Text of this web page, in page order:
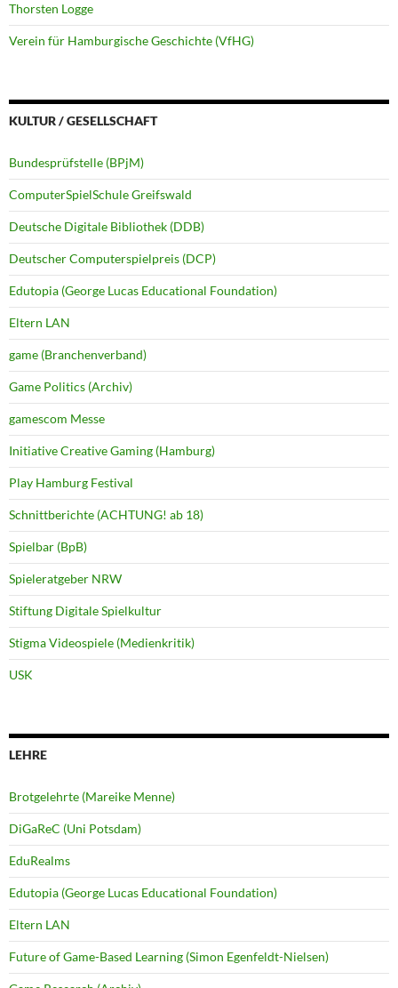
Thorsten Logge
Verein für Hamburgische Geschichte (VfHG)
KULTUR / GESELLSCHAFT
Bundesprüfstelle (BPjM)
ComputerSpielSchule Greifswald
Deutsche Digitale Bibliothek (DDB)
Deutscher Computerspielpreis (DCP)
Edutopia (George Lucas Educational Foundation)
Eltern LAN
game (Branchenverband)
Game Politics (Archiv)
gamescom Messe
Initiative Creative Gaming (Hamburg)
Play Hamburg Festival
Schnittberichte (ACHTUNG! ab 18)
Spielbar (BpB)
Spieleratgeber NRW
Stiftung Digitale Spielkultur
Stigma Videospiele (Medienkritik)
USK
LEHRE
Brotgelehrte (Mareike Menne)
DiGaReC (Uni Potsdam)
EduRealms
Edutopia (George Lucas Educational Foundation)
Eltern LAN
Future of Game-Based Learning (Simon Egenfeldt-Nielsen)